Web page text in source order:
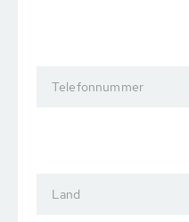
Telefonnummer
Land